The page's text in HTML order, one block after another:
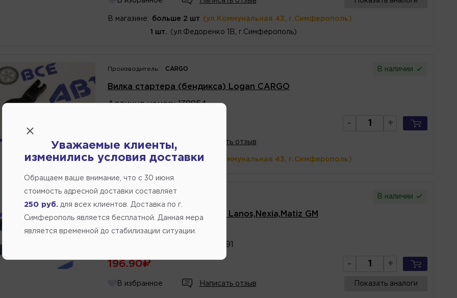
В магазине: больше 2 шт (ул.Коммунальная 43, г.Симферополь)
1 шт. (ул.Федоренко 1В, г.Симферополь)
Производитель: CARGO В наличии
Вилка стартера (бендикса) Logan CARGO
Артикулномер:138854
- +
В избранное Написать отзыв
В магазине: больше 2 шт (ул.Коммунальная 43, г.Симферополь)
В наличии
Вилка стартера (бендикса) Lanos,Nexia,Matiz GM
Артикулномер:93740991
93740991
196.90 - +
В избранное Написать отзыв Показать аналоги
Уважаемые клиенты,
изменились условия доставки
Обращаем ваше внимание, что c 30 июня
стоимость адресной доставки составляет
250 руб. для всех клиентов. Доставка по г.
Симферополь является бесплатной. Данная мера
является временной до стабилизации ситуации.